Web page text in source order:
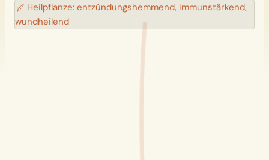
Rezepte
Heilpflanze: entzündungshemmend, immunstärkend,
wundheilend